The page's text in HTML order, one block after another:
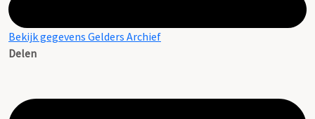
Bekijk gegevens Gelders Archief
Delen